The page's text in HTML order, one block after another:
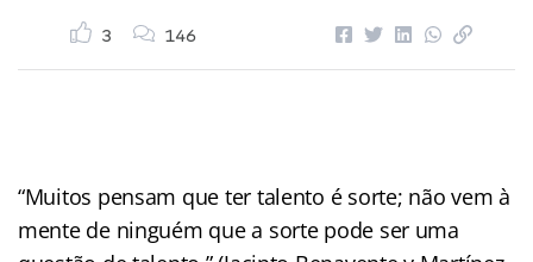
3 146
“Muitos pensam que ter talento é sorte; não vem à
mente de ninguém que a sorte pode ser uma